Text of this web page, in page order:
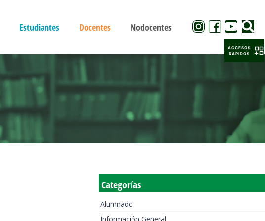
Estudiantes Docentes Nodocentes
Categorías
Alumnado
Información General
ACCESOS
RAPIDOS